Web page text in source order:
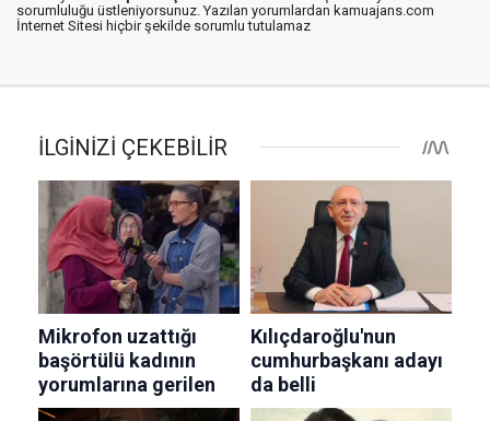
sorumluluğu üstleniyorsunuz. Yazılan yorumlardan kamuajans.com
İnternet Sitesi hiçbir şekilde sorumlu tutulamaz